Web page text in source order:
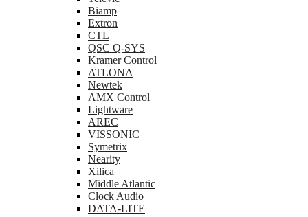
Biamp
Extron
CTL
QSC Q-SYS
Kramer Control
ATLONA
Newtek
AMX Control
Lightware
AREC
VISSONIC
Symetrix
Nearity
Xilica
Middle Atlantic
Clock Audio
DATA-LITE